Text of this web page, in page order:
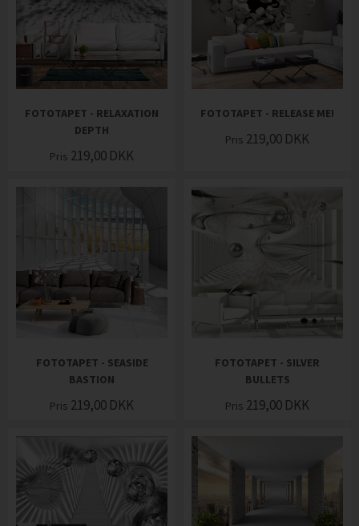
FOTOTAPET - RELAXATION
DEPTH
Pris 219,00 DKK
FOTOTAPET - RELEASE ME!
Pris 219,00 DKK
FOTOTAPET - SEASIDE
BASTION
Pris 219,00 DKK
FOTOTAPET - SILVER
BULLETS
Pris 219,00 DKK